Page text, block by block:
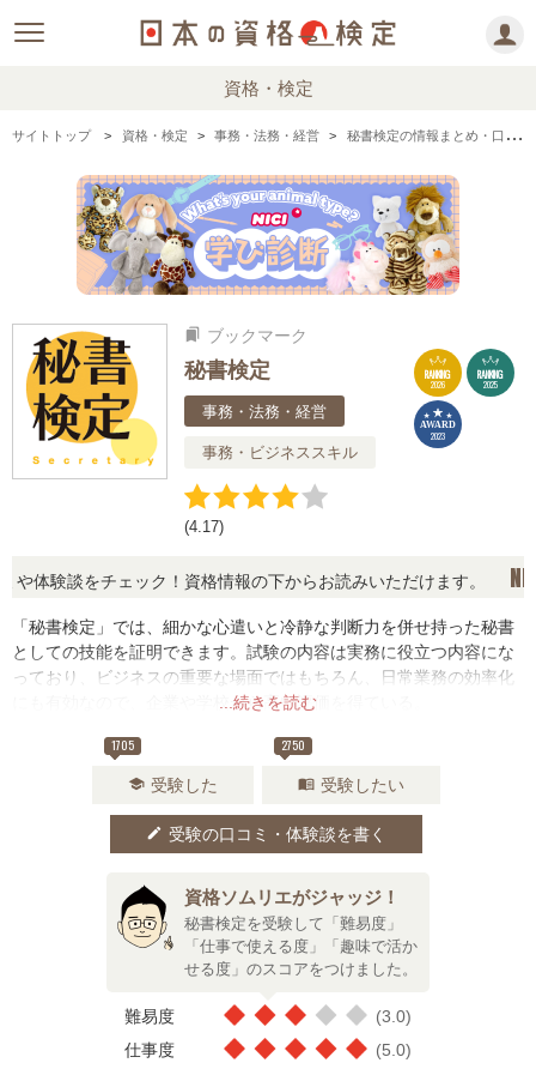
資格・検定
サイトトップ 資格・検定 事務・法務・経営 秘書検定の情報まとめ・口コミ・体験談
bookmarks ブックマーク
秘書検定
事務・法務・経営
事務・ビジネススキル
(4.17)
RANKING
2026
RANKING
2025
AWARD
2023
談をチェック！資格情報の下からお読みいただけます。 NEWS!
...続きを読む
「秘書検定」では、細かな心遣いと冷静な判断力を併せ持った秘書
としての技能を証明できます。試験の内容は実務に役立つ内容にな
っており、ビジネスの重要な場面ではもちろん、日常業務の効率化
にも有効なので、企業や学校から高い評価を得ている。
1705
school 受験した
2750
menu_book 受験したい
edit 受験の口コミ・体験談を書く
資格ソムリエがジャッジ！
秘書検定を受験して「難易度」
「仕事で使える度」「趣味で活か
せる度」のスコアをつけました。
難易度
(3.0)
仕事度
(5.0)